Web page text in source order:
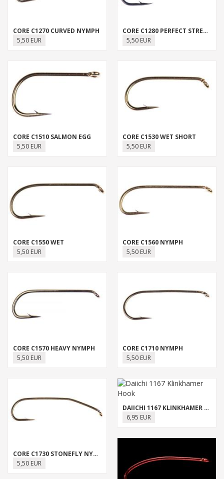
CORE C1270 CURVED NYMPH
5,50 EUR
CORE C1280 PERFECT STREAMER
5,50 EUR
CORE C1510 SALMON EGG
5,50 EUR
CORE C1530 WET SHORT
5,50 EUR
CORE C1550 WET
5,50 EUR
CORE C1560 NYMPH
5,50 EUR
CORE C1570 HEAVY NYMPH
5,50 EUR
CORE C1710 NYMPH
5,50 EUR
CORE C1730 STONEFLY NYMPH
5,50 EUR
DAIICHI 1167 KLINKHAMER HOOK
6,95 EUR